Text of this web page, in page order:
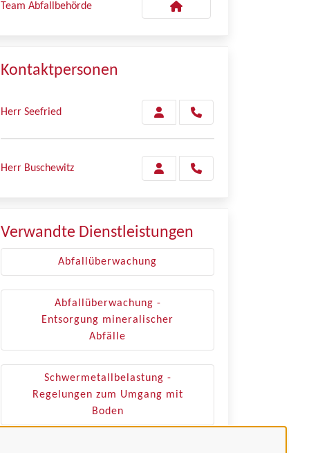
Team Abfallbehörde
Kontaktpersonen
Herr Seefried
Herr Buschewitz
Verwandte Dienstleistungen
Abfallüberwachung
Abfallüberwachung -
Entsorgung mineralischer
Abfälle
Schwermetallbelastung -
Regelungen zum Umgang mit
Boden